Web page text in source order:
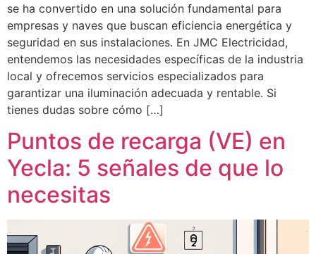
se ha convertido en una solución fundamental para
empresas y naves que buscan eficiencia energética y
seguridad en sus instalaciones. En JMC Electricidad,
entendemos las necesidades específicas de la industria
local y ofrecemos servicios especializados para
garantizar una iluminación adecuada y rentable. Si
tienes dudas sobre cómo […]
Puntos de recarga (VE) en
Yecla: 5 señales de que lo
necesitas